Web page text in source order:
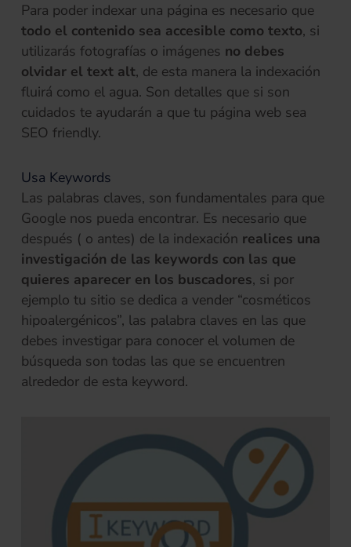
Para poder indexar una página es necesario que
todo el contenido sea accesible como texto, si
utilizarás fotografías o imágenes no debes
olvidar el text alt, de esta manera la indexación
fluirá como el agua. Son detalles que si son
cuidados te ayudarán a que tu página web sea
SEO friendly.
Usa Keywords
Las palabras claves, son fundamentales para que
Google nos pueda encontrar. Es necesario que
después ( o antes) de la indexación realices una
investigación de las keywords con las que
quieres aparecer en los buscadores, si por
ejemplo tu sitio se dedica a vender “cosméticos
hipoalergénicos”, las palabra claves en las que
debes investigar para conocer el volumen de
búsqueda son todas las que se encuentren
alrededor de esta keyword.